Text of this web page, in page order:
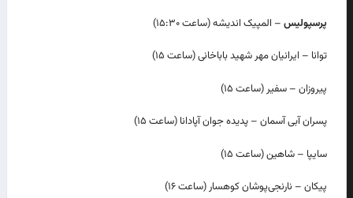
پرسپولیس – المپیک اندیشه (ساعت ۱۵:۳۰)
توانا – ایرانیان مهر شهید باباخانی (ساعت ۱۵)
پیروزان – سفیر (ساعت ۱۵)
پسران آبی آسمان – پدیده جوان آپادانا (ساعت ۱۵)
سایپا – شاهین (ساعت ۱۵)
پیکان – نارنجی‌پوشان کوهسار (ساعت ۱۶)